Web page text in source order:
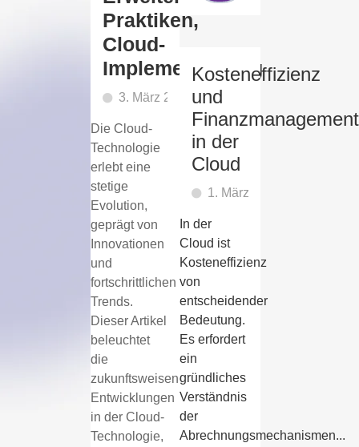
Praktiken,
Cloud-
Implementierung
3. März 2024
Die Cloud-
Technologie
erlebt eine
stetige
Evolution,
geprägt von
Innovationen
und
fortschrittlichen
Trends.
Dieser Artikel
beleuchtet
die
zukunftsweisenden
Entwicklungen
in der Cloud-
Technologie,
Kosteneffizienz
und
Finanzmanagement
in der
Cloud
1. März 2024
In der
Cloud ist
Kosteneffizienz
von
entscheidender
Bedeutung.
Es erfordert
ein
gründliches
Verständnis
der
Abrechnungsmechanismen...